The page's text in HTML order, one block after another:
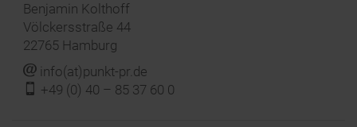
Benjamin Kolthoff
Völckersstraße 44
22765 Hamburg
j info(at)punkt-pr.de
f +49 (0) 40 – 85 37 60 0